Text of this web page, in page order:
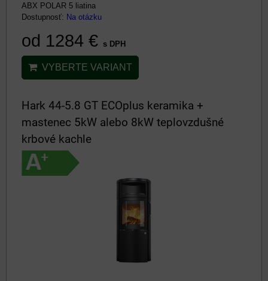
ABX POLAR 5 liatina
Dostupnosť: Na otázku
od 1284 € s DPH
VYBERTE VARIANT
Hark 44-5.8 GT ECOplus keramika +
mastenec 5kW alebo 8kW teplovzdušné
krbové kachle